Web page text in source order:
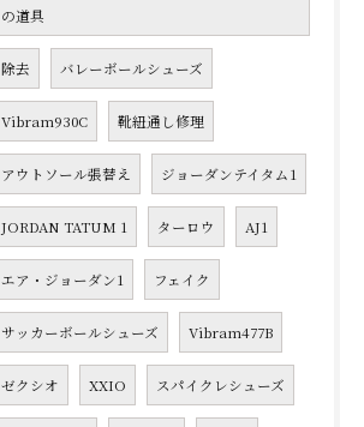
の道具
除去 バレーボールシューズ
Vibram930C 靴紐通し修理
アウトソール張替え ジョーダンテイタム1
JORDAN TATUM 1 ターロウ AJ1
エア・ジョーダン1 フェイク
サッカーボールシューズ Vibram477B
ゼクシオ XXIO スパイクレシューズ